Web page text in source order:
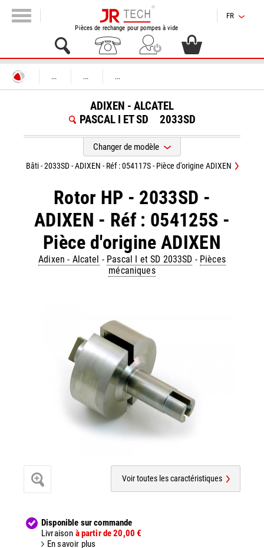
Pièces de rechange pour pompes à vide
FR
... ... ...
ADIXEN - ALCATEL
PASCAL I ET SD
2033SD
Changer de modèle
Rotor HP - 2033SD -
ADIXEN - Réf : 054125S -
Pièce d'origine ADIXEN
Adixen - Alcatel - Pascal I et SD 2033SD - Pièces
mécaniques
Bâti - 2033SD - ADIXEN - Réf : 054117S - Pièce d'origine ADIXEN
Voir toutes les caractéristiques
Disponible sur commande
Livraison à partir de 20,00 €
En savoir plus